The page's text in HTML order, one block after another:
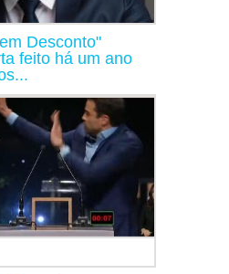
Desconto"
feito há um ano